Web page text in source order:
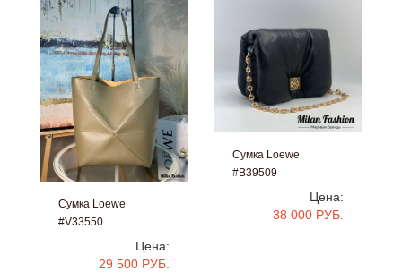
Сумка Loewe
#V33550
Цена:
29 500 РУБ.
Сумка Loewe
#B39509
Цена:
38 000 РУБ.